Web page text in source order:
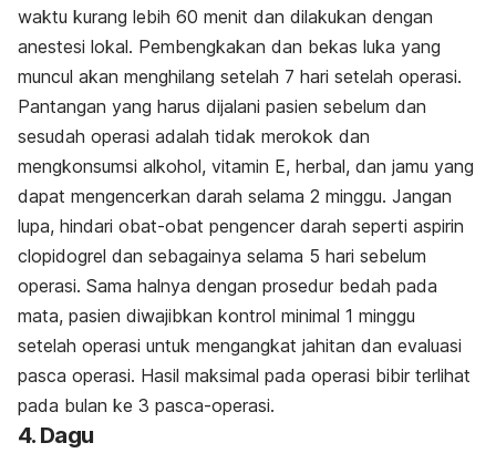
waktu kurang lebih 60 menit dan dilakukan dengan
anestesi lokal. Pembengkakan dan bekas luka yang
muncul akan menghilang setelah 7 hari setelah operasi.
Pantangan yang harus dijalani pasien sebelum dan
sesudah operasi adalah tidak merokok dan
mengkonsumsi alkohol, vitamin E, herbal, dan jamu yang
dapat mengencerkan darah selama 2 minggu. Jangan
lupa, hindari obat-obat pengencer darah seperti aspirin
clopidogrel dan sebagainya selama 5 hari sebelum
operasi. Sama halnya dengan prosedur bedah pada
mata, pasien diwajibkan kontrol minimal 1 minggu
setelah operasi untuk mengangkat jahitan dan evaluasi
pasca operasi. Hasil maksimal pada operasi bibir terlihat
pada bulan ke 3 pasca-operasi.
4. Dagu